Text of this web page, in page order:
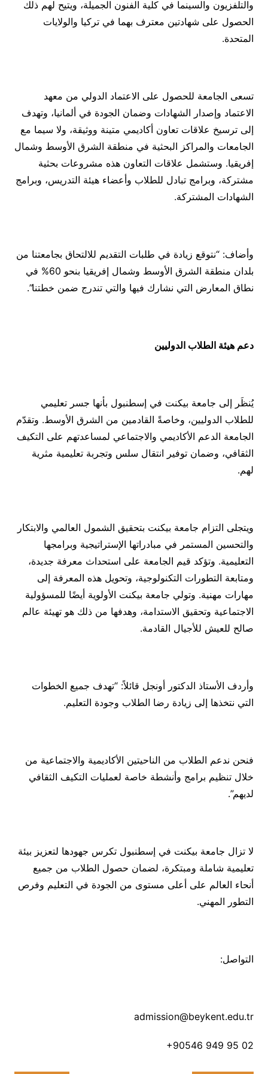
والتلفزيون والسينما في كلية الفنون الجميلة، ويتيح لهم ذلك
الحصول على شهادتين معترف بهما في تركيا والولايات
المتحدة.
تسعى الجامعة للحصول على الاعتماد الدولي من معهد
الاعتماد وإصدار الشهادات وضمان الجودة في ألمانيا، وتهدف
إلى ترسيخ علاقات تعاون أكاديمي متينة ووثيقة، ولا سيما مع
الجامعات والمراكز البحثية في منطقة الشرق الأوسط وشمال
إفريقيا. وستشمل علاقات التعاون هذه مشروعات بحثية
مشتركة، وبرامج تبادل للطلاب وأعضاء هيئة التدريس، وبرامج
الشهادات المشتركة.
وأضاف: “نتوقع زيادة في طلبات التقديم للالتحاق بجامعتنا من
بلدان منطقة الشرق الأوسط وشمال إفريقيا بنحو 60% في
نطاق المعارض التي نشارك فيها والتي تندرج ضمن خطتنا”.
دعم هيئة الطلاب الدوليين
يُنظَر إلى جامعة بيكنت في إسطنبول بأنها جسر تعليمي
للطلاب الدوليين، وخاصةً القادمين من الشرق الأوسط. وتقدّم
الجامعة الدعم الأكاديمي والاجتماعي لمساعدتهم على التكيف
الثقافي، وضمان توفير انتقال سلس وتجربة تعليمية مثرية
لهم.
ويتجلى التزام جامعة بيكنت بتحقيق الشمول العالمي والابتكار
والتحسين المستمر في مبادراتها الإستراتيجية وبرامجها
التعليمية. وتؤكد قيم الجامعة على استحداث معرفة جديدة،
ومتابعة التطورات التكنولوجية، وتحويل هذه المعرفة إلى
مهارات مهنية. وتولي جامعة بيكنت الأولوية أيضًا للمسؤولية
الاجتماعية وتحقيق الاستدامة، وهدفها من ذلك هو تهيئة عالم
صالح للعيش للأجيال القادمة.
وأردف الأستاذ الدكتور أونجل قائلاً: “تهدف جميع الخطوات
التي نتخذها إلى زيادة رضا الطلاب وجودة التعليم.
فنحن ندعم الطلاب من الناحيتين الأكاديمية والاجتماعية من
خلال تنظيم برامج وأنشطة خاصة لعمليات التكيف الثقافي
لديهم”.
لا تزال جامعة بيكنت في إسطنبول تكرس جهودها لتعزيز بيئة
تعليمية شاملة ومبتكرة، لضمان حصول الطلاب من جميع
أنحاء العالم على أعلى مستوى من الجودة في التعليم وفرص
التطور المهني.
التواصل:
admission@beykent.edu.tr
‎+90546 949 95 02